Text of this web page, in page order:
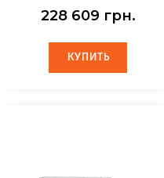
228 609 грн.
КУПИТЬ
КУПИТЬ